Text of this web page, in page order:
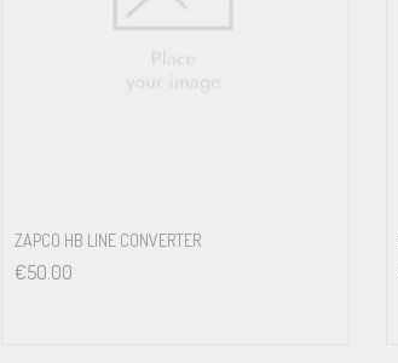
ZAPCO HB LINE CONVERTER
€50.00